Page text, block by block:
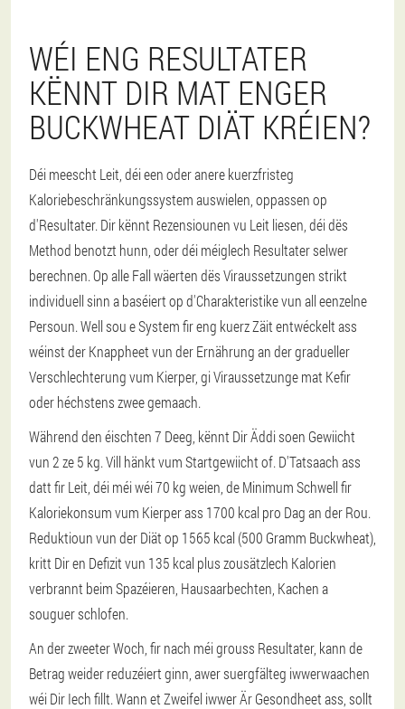
WÉI ENG RESULTATER
KËNNT DIR MAT ENGER
BUCKWHEAT DIÄT KRÉIEN?
Déi meescht Leit, déi een oder anere kuerzfristeg
Kaloriebeschränkungssystem auswielen, oppassen op
d'Resultater. Dir kënnt Rezensiounen vu Leit liesen, déi dës
Method benotzt hunn, oder déi méiglech Resultater selwer
berechnen. Op alle Fall wäerten dës Viraussetzungen strikt
individuell sinn a baséiert op d'Charakteristike vun all eenzelne
Persoun. Well sou e System fir eng kuerz Zäit entwéckelt ass
wéinst der Knappheet vun der Ernährung an der gradueller
Verschlechterung vum Kierper, gi Viraussetzunge mat Kefir
oder héchstens zwee gemaach.
Während den éischten 7 Deeg, kënnt Dir Äddi soen Gewiicht
vun 2 ze 5 kg. Vill hänkt vum Startgewiicht of. D'Tatsaach ass
datt fir Leit, déi méi wéi 70 kg weien, de Minimum Schwell fir
Kaloriekonsum vum Kierper ass 1700 kcal pro Dag an der Rou.
Reduktioun vun der Diät op 1565 kcal (500 Gramm Buckwheat),
kritt Dir en Defizit vun 135 kcal plus zousätzlech Kalorien
verbrannt beim Spazéieren, Hausaarbechten, Kachen a
souguer schlofen.
An der zweeter Woch, fir nach méi grouss Resultater, kann de
Betrag weider reduzéiert ginn, awer suergfälteg iwwerwaachen
wéi Dir Iech fillt. Wann et Zweifel iwwer Är Gesondheet ass, sollt